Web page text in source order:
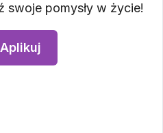
swoje pomysły w życie!
Aplikuj